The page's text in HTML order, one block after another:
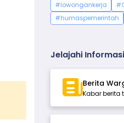
#lowongankerja
#humaspemerintah
Jelajahi
Berita
Kabar berita